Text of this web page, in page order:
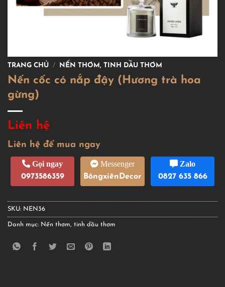
TRANG CHỦ / NẾN THƠM, TINH DẦU THƠM
Nến cốc có nắp đậy (Hương trà hoa
gừng)
Liên hệ
Liên hệ để mua ngay
Gọi ngay
0973586359
Messenger
BôngxiênDecor
Zalo
0827 635 866
SKU: NEN36
Danh mục: Nến thơm, tinh dầu thơm